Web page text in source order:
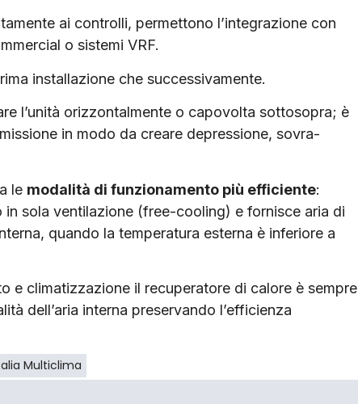
ai controlli, permettono l’integrazione con
o sistemi VRF.
installazione che successivamente.
l’unità orizzontalmente o capovolta sottosopra; è
in modo da creare depressione, sovra-
le modalità di funzionamento più efficiente:
sola ventilazione (free-cooling) e fornisce aria di
quando la temperatura esterna è inferiore a
e climatizzazione il recuperatore di calore è sempre
dell’aria interna preservando l’efficienza
Multiclima